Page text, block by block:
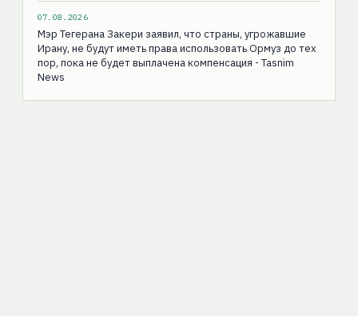
07.08.2026
Мэр Тегерана Закери заявил, что страны, угрожавшие
Ирану, не будут иметь права использовать Ормуз до тех
пор, пока не будет выплачена компенсация - Tasnim
News